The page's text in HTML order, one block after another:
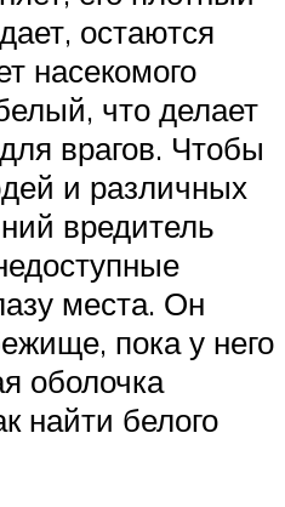
остаются
насекомого
что делает
врагов. Чтобы
и различных
вредитель
места. Он
пока у него
оболочка
найти белого